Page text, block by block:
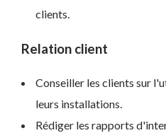
clients.
Relation client
Conseiller les clients sur
leurs installations.
Rédiger les rapports